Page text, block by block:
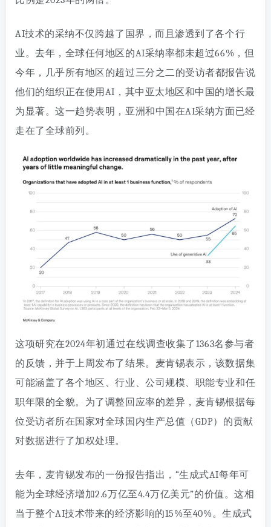
AI技术的采纳不仅跨越了国界，而且渗透到了各个行
业。去年，全球任何地区的AI采纳率都未超过66%，但
今年，几乎所有地区的超过三分之二的受访者都报告说
他们的组织正在使用AI，其中亚太地区和中国的增长最
为显著。这一趋势表明，亚洲和中国在AI采纳方面已经
走在了全球前列。
这项研究在2024年初通过在线调查收集了1363名参与者
的反馈，并于上周发布了结果。麦肯锡表示，该数据集
可能涵盖了各个地区、行业、公司规模、职能专业和任
职年限的全貌。为了调整回应率的差异，麦肯锡根据每
位受访者所在国家对全球国内生产总值（GDP）的贡献
对数据进行了加权处理。
去年，麦肯锡发布的一份报告指出，“生成式AI每年可
能为全球经济增加2.6万亿至4.4万亿美元”的价值。这相
当于整个AI技术带来的经济影响的15%至40%。生成式